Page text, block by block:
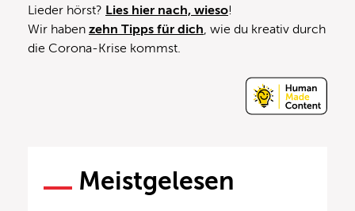
Lieder hörst? Lies hier nach, wieso!
Wir haben zehn Tipps für dich , wie du kreativ durch
die Corona-Krise kommst.
Meistgelesen